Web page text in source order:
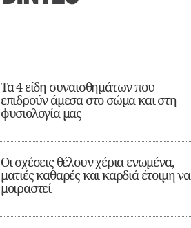
Τα 4 είδη συναισθημάτων που
επιδρούν άμεσα στο σώμα και στη
φυσιολογία μας
Οι σχέσεις θέλουν χέρια ενωμένα,
ματιές καθαρές και καρδιά έτοιμη να
μοιραστεί